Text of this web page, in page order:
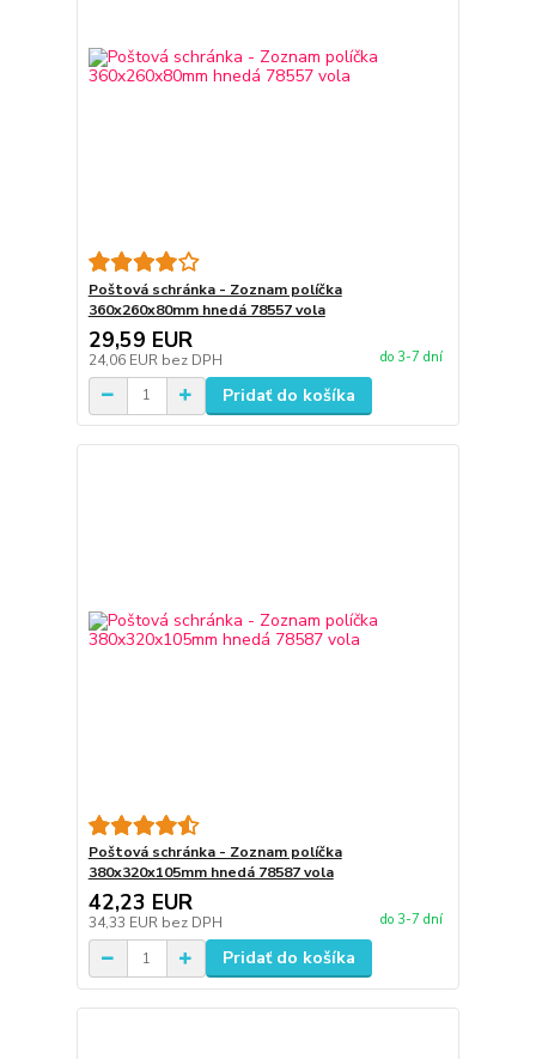
Poštová schránka - Zoznam políčka
360x260x80mm hnedá 78557 vola
29,59 EUR
24,06 EUR bez DPH do 3-7 dní
Pridať do košíka
Poštová schránka - Zoznam políčka
380x320x105mm hnedá 78587 vola
42,23 EUR
34,33 EUR bez DPH do 3-7 dní
Pridať do košíka